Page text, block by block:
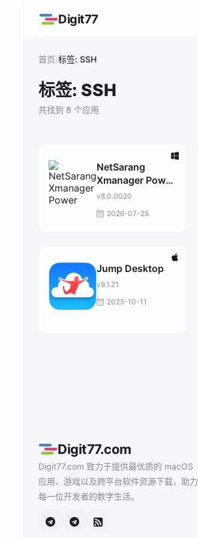
Digit77
首页/标签: SSH
标签: SSH
共找到 8 个应用
NetSarang
Xmanager Power
Suite
v8.0.0020
2026-07-25
Jump Desktop
v9.1.21
2025-10-11
Digit77.com
Digit77.com 致力于提供最优质的 macOS
应用、游戏以及跨平台软件资源下载，助力
每一位开发者的数字生活。